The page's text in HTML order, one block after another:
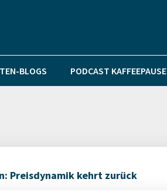
BLOGS PODCAST KAFFEEPAUSE
Preisdynamik kehrt zurück